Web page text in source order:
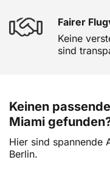
Fairer
Keine
sind
Keinen
Miami
Hier sind spannende
Berlin.